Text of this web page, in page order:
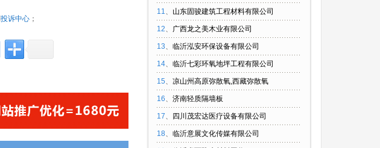
投诉中心 ；
11、 山东固骏建筑工程材料有限公司
12、 广西龙之美木业有限公司
13、 临沂泓安环保设备有限公司
14、 临沂七彩环氧地坪工程有限公司
15、 凉山州高原弥散氧,西藏弥散氧
16、 济南轻质隔墙板
17、 四川茂宏达医疗设备有限公司
18、 临沂意展文化传媒有限公司